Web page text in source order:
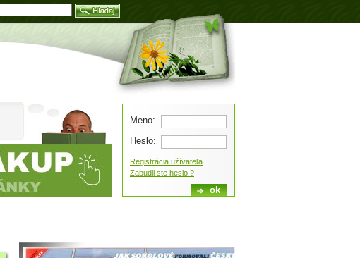
Meno:
Heslo:
Registrácia užívateľa
Zabudli ste heslo ?